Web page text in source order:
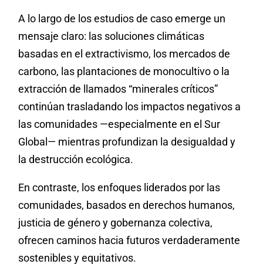
A lo largo de los estudios de caso emerge un
mensaje claro: las soluciones climáticas
basadas en el extractivismo, los mercados de
carbono, las plantaciones de monocultivo o la
extracción de llamados “minerales críticos”
continúan trasladando los impactos negativos a
las comunidades —especialmente en el Sur
Global— mientras profundizan la desigualdad y
la destrucción ecológica.
En contraste, los enfoques liderados por las
comunidades, basados en derechos humanos,
justicia de género y gobernanza colectiva,
ofrecen caminos hacia futuros verdaderamente
sostenibles y equitativos.